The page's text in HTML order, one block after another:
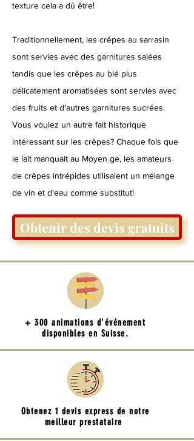
texture cela a dû être!
Traditionnellement, les crêpes au sarrasin
sont servies avec des garnitures salées
tandis que les crêpes au blé plus
délicatement aromatisées sont servies avec
des fruits et d'autres garnitures sucrées.
Vous voulez un autre fait historique
intéressant sur les crêpes? Chaque fois que
le lait manquait au Moyen ge, les amateurs
de crêpes intrépides utilisaient un mélange
de vin et d'eau comme substitut!
Obtenir des devis gratuits
+ 300 animations d'événement
disponibles en Suisse.
Obtenez 1 devis express de notre
meilleur prestataire